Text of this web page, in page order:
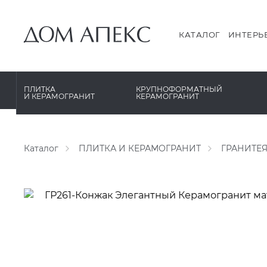
КАТАЛОГ
ПЛИТКА
И КЕРАМОГРАНИТ
PORCELANOSA
УРАЛЬСКИЙ ГРАНИТ
КРУПНОФОРМАТНЫЙ
КЕРАМОГРАНИТ
XXL Pamesa
Каталог ПЛИТКА И КЕРАМОГРАНИТ ГРАНИТЕЯ